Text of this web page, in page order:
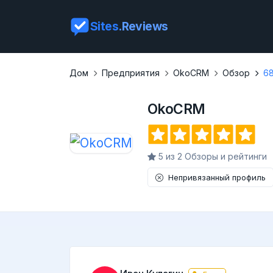
Sites.Reviews
Дом Предприятия OkoCRM Обзор
OkoCRM
5 из 2 Обзоры и рейтинги
Непривязанный профиль